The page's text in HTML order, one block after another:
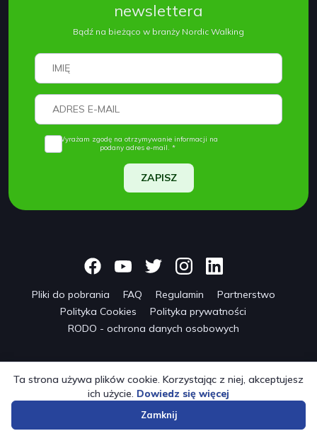
Ta strona używa plików cookie. Korzystając z niej, akceptujesz
ich użycie. Dowiedz się więcej
Zamknij
newslettera
Bądź na bieżąco w branży Nordic Walking
Wyrażam zgodę na otrzymywanie informacji na
podany adres e-mail. *
ZAPISZ
Pliki do pobrania FAQ Regulamin
Partnerstwo
Polityka Cookies
Polityka prywatności
RODO - ochrona danych osobowych
© 2024 onwf.org | Original Nordic Walking from Finland